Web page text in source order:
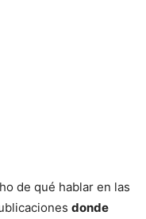
de qué hablar en las
donde